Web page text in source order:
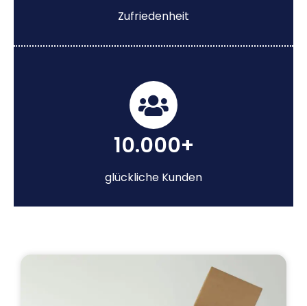
Zufriedenheit
10.000+
glückliche Kunden